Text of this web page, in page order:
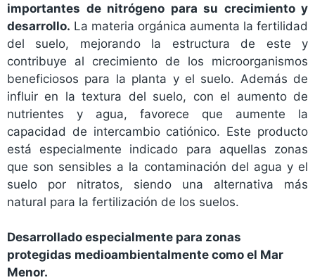
importantes de nitrógeno para su crecimiento y
desarrollo. La materia orgánica aumenta la fertilidad
del suelo, mejorando la estructura de este y
contribuye al crecimiento de los microorganismos
beneficiosos para la planta y el suelo. Además de
influir en la textura del suelo, con el aumento de
nutrientes y agua, favorece que aumente la
capacidad de intercambio catiónico. Este producto
está especialmente indicado para aquellas zonas
que son sensibles a la contaminación del agua y el
suelo por nitratos, siendo una alternativa más
natural para la fertilización de los suelos.
Desarrollado especialmente para zonas
protegidas medioambientalmente como el Mar
Menor.